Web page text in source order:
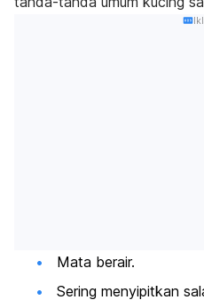
Mata berair.
Sering menyipitkan